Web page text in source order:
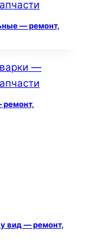
— ремонт,
ремонт,
вид — ремонт,